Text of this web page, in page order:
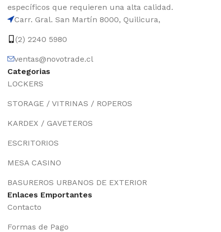
específicos que requieren una alta calidad.
Carr. Gral. San Martín 8000, Quilicura,
(2) 2240 5980
ventas@novotrade.cl
Categorias
LOCKERS
STORAGE / VITRINAS / ROPEROS
KARDEX / GAVETEROS
ESCRITORIOS
MESA CASINO
BASUREROS URBANOS DE EXTERIOR
Enlaces Emportantes
Contacto
Formas de Pago